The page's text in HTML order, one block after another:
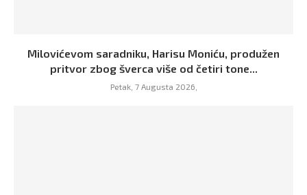
Milovićevom saradniku, Harisu Moniću, produžen
pritvor zbog šverca više od četiri tone...
Petak, 7 Augusta 2026,